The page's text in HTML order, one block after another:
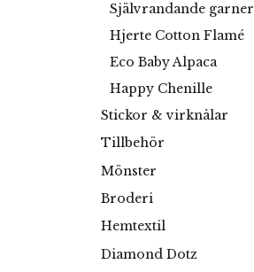
Självrandande garner
Hjerte Cotton Flamé
Eco Baby Alpaca
Happy Chenille
Stickor & virknålar
Tillbehör
Mönster
Broderi
Hemtextil
Diamond Dotz